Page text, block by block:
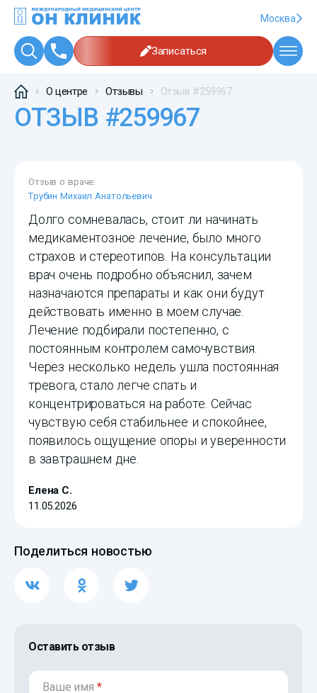
Москва
Записаться
О центре Отзывы Отзыв #259967
ОТЗЫВ #259967
Отзыв о враче:
Трубин Михаил Анатольевич
Долго сомневалась, стоит ли начинать
медикаментозное лечение, было много
страхов и стереотипов. На консультации
врач очень подробно объяснил, зачем
назначаются препараты и как они будут
действовать именно в моем случае.
Лечение подбирали постепенно, с
постоянным контролем самочувствия.
Через несколько недель ушла постоянная
тревога, стало легче спать и
концентрироваться на работе. Сейчас
чувствую себя стабильнее и спокойнее,
появилось ощущение опоры и уверенности
в завтрашнем дне.
Елена С.
11.05.2026
Поделиться новостью
Оставить отзыв
Ваше имя *